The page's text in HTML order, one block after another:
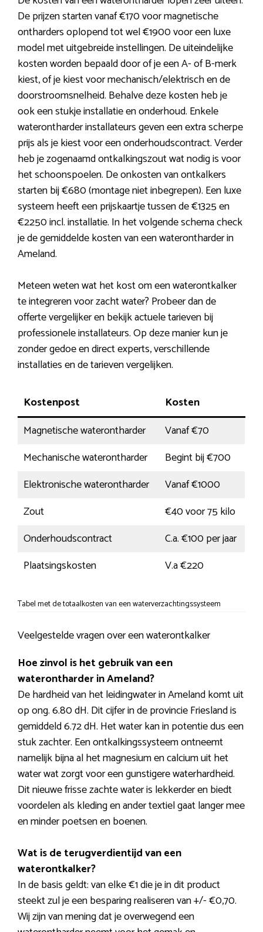
De prijzen starten vanaf €170 voor magnetische
ontharders oplopend tot wel €1900 voor een luxe
model met uitgebreide instellingen. De uiteindelijke
kosten worden bepaald door of je een A- of B-merk
kiest, of je kiest voor mechanisch/elektrisch en de
doorstroomsnelheid. Behalve deze kosten heb je
ook een stukje installatie en onderhoud. Enkele
waterontharder installateurs geven een extra scherpe
prijs als je kiest voor een onderhoudscontract. Verder
heb je zogenaamd ontkalkingszout wat nodig is voor
het schoonspoelen. De onkosten van ontkalkers
starten bij €680 (montage niet inbegrepen). Een luxe
systeem heeft een prijskaartje tussen de €1325 en
€2250 incl. installatie. In het volgende schema check
je de gemiddelde kosten van een waterontharder in
Ameland.
Meteen weten wat het kost om een waterontkalker
te integreren voor zacht water? Probeer dan de
offerte vergelijker en bekijk actuele tarieven bij
professionele installateurs. Op deze manier kun je
zonder gedoe en direct experts, verschillende
installaties en de tarieven vergelijken.
Kostenpost
Kosten
Magnetische waterontharder
Vanaf €70
Mechanische waterontharder
Begint bij €700
Elektronische waterontharder
Vanaf €1000
Zout
€40 voor 75 kilo
Onderhoudscontract
C.a. €100 per jaar
Plaatsingskosten
V.a €220
Tabel met de totaalkosten van een waterverzachtingssysteem
Veelgestelde vragen over een waterontkalker
Hoe zinvol is het gebruik van een
waterontharder in Ameland?
De hardheid van het leidingwater in Ameland komt uit
op ong. 6.80 dH. Dit cijfer in de provincie Friesland is
gemiddeld 6.72 dH. Het water kan in potentie dus een
stuk zachter. Een ontkalkingssysteem ontneemt
namelijk bijna al het magnesium en calcium uit het
water wat zorgt voor een gunstigere waterhardheid.
Dit nieuwe frisse zachte water is lekkerder en biedt
voordelen als kleding en ander textiel gaat langer mee
en minder poetsen en boenen.
Wat is de terugverdientijd van een
waterontkalker?
In de basis geldt: van elke €1 die je in dit product
steekt zul je een besparing realiseren van +/- €0,70.
Wij zijn van mening dat je overwegend een